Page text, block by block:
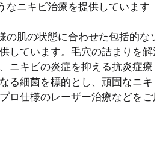
なニキビ治療を提供しています
の肌の状態に合わせた包括的なソ
しています。毛穴の詰まりを解
ニキビの炎症を抑える抗炎症療
る細菌を標的とし、頑固なニキ
ロ仕様のレーザー治療などをご